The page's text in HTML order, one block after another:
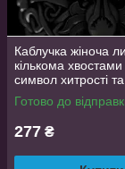
Каблучка жіноча
кількома
символ хитрості
регульований
AurumLux106
Готово до
277 ₴